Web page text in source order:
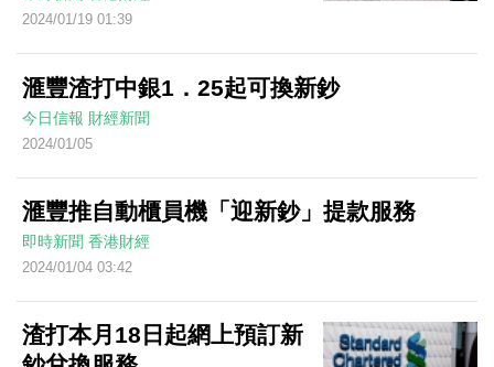
2024/01/19 01:39
滙豐渣打中銀1．25起可換新鈔
今日信報 財經新聞
2024/01/05
滙豐推自動櫃員機「迎新鈔」提款服務
即時新聞 香港財經
2024/01/04 03:42
渣打本月18日起網上預訂新